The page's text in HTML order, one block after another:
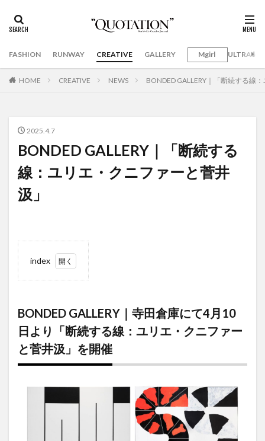
FASHION RUNWAY CREATIVE GALLERY Mgirl
HOME CREATIVE NEWS BONDED GALLERY｜「断続する線
2025.4.7
BONDED GALLERY｜「断続する
線：ユリエ・クニファーと菅井
汲」
index
1
｜寺田倉
庫にて4
月10日よ
り「断続
する線：
ユリエ・
ーと菅井
BONDED GALLERY｜寺田倉庫にて4月10
日より「断続する線：ユリエ・クニファー
と菅井汲」を開催